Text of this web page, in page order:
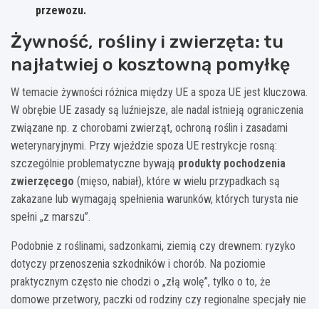
przewozu.
Żywność, rośliny i zwierzęta: tu
najłatwiej o kosztowną pomyłkę
W temacie żywności różnica między UE a spoza UE jest kluczowa.
W obrębie UE zasady są luźniejsze, ale nadal istnieją ograniczenia
związane np. z chorobami zwierząt, ochroną roślin i zasadami
weterynaryjnymi. Przy wjeździe spoza UE restrykcje rosną:
szczególnie problematyczne bywają produkty pochodzenia
zwierzęcego (mięso, nabiał), które w wielu przypadkach są
zakazane lub wymagają spełnienia warunków, których turysta nie
spełni „z marszu”.
Podobnie z roślinami, sadzonkami, ziemią czy drewnem: ryzyko
dotyczy przenoszenia szkodników i chorób. Na poziomie
praktycznym często nie chodzi o „złą wolę”, tylko o to, że
domowe przetwory, paczki od rodziny czy regionalne specjały nie